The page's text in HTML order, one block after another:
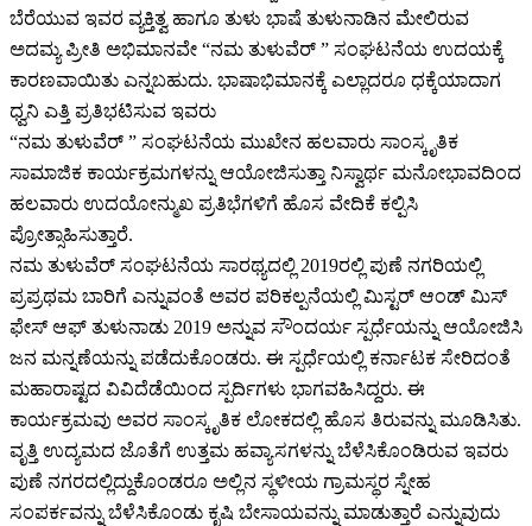
ಬೆರೆಯುವ ಇವರ ವ್ಯಕ್ತಿತ್ವ ಹಾಗೂ ತುಳು ಭಾಷೆ ತುಳುನಾಡಿನ ಮೇಲಿರುವ
ಅದಮ್ಯ ಪ್ರೀತಿ ಅಭಿಮಾನವೇ “ನಮ ತುಳುವೆರ್ ” ಸಂಘಟನೆಯ ಉದಯಕ್ಕೆ
ಕಾರಣವಾಯಿತು ಎನ್ನಬಹುದು. ಭಾಷಾಭಿಮಾನಕ್ಕೆ ಎಲ್ಲಾದರೂ ಧಕ್ಕೆಯಾದಾಗ
ಧ್ವನಿ ಎತ್ತಿ ಪ್ರತಿಭಟಿಸುವ ಇವರು
“ನಮ ತುಳುವೆರ್ ” ಸಂಘಟನೆಯ ಮುಖೇನ ಹಲವಾರು ಸಾಂಸ್ಕೃತಿಕ
ಸಾಮಾಜಿಕ ಕಾರ್ಯಕ್ರಮಗಳನ್ನು ಆಯೋಜಿಸುತ್ತಾ ನಿಸ್ವಾರ್ಥ ಮನೋಭಾವದಿಂದ
ಹಲವಾರು ಉದಯೋನ್ಮುಖ ಪ್ರತಿಭೆಗಳಿಗೆ ಹೊಸ ವೇದಿಕೆ ಕಲ್ಪಿಸಿ
ಪ್ರೋತ್ಸಾಹಿಸುತ್ತಾರೆ.
ನಮ ತುಳುವೆರ್ ಸಂಘಟನೆಯ ಸಾರಥ್ಯದಲ್ಲಿ 2019ರಲ್ಲಿ ಪುಣೆ ನಗರಿಯಲ್ಲಿ
ಪ್ರಪ್ರಥಮ ಬಾರಿಗೆ ಎನ್ನುವಂತೆ ಅವರ ಪರಿಕಲ್ಪನೆಯಲ್ಲಿ ಮಿಸ್ಟರ್ ಆಂಡ್ ಮಿಸ್
ಫೇಸ್ ಆಫ್ ತುಳುನಾಡು 2019 ಅನ್ನುವ ಸೌಂದರ್ಯ ಸ್ಪರ್ಧೆಯನ್ನು ಆಯೋಜಿಸಿ
ಜನ ಮನ್ನಣೆಯನ್ನು ಪಡೆದುಕೊಂಡರು. ಈ ಸ್ಪರ್ಧೆಯಲ್ಲಿ ಕರ್ನಾಟಕ ಸೇರಿದಂತೆ
ಮಹಾರಾಷ್ಟದ ವಿವಿದೆಡೆಯಿಂದ ಸ್ಪರ್ದಿಗಳು ಭಾಗವಹಿಸಿದ್ದರು. ಈ
ಕಾರ್ಯಕ್ರಮವು ಅವರ ಸಾಂಸ್ಕೃತಿಕ ಲೋಕದಲ್ಲಿ ಹೊಸ ತಿರುವನ್ನು ಮೂಡಿಸಿತು.
ವೃತ್ತಿ ಉದ್ಯಮದ ಜೊತೆಗೆ ಉತ್ತಮ ಹವ್ಯಾಸಗಳನ್ನು ಬೆಳೆಸಿಕೊಂಡಿರುವ ಇವರು
ಪುಣೆ ನಗರದಲ್ಲಿದ್ದುಕೊಂಡರೂ ಅಲ್ಲಿನ ಸ್ಥಳೀಯ ಗ್ರಾಮಸ್ಥರ ಸ್ನೇಹ
ಸಂಪರ್ಕವನ್ನು ಬೆಳೆಸಿಕೊಂಡು ಕೃಷಿ ಬೇಸಾಯವನ್ನು ಮಾಡುತ್ತಾರೆ ಎನ್ನುವುದು